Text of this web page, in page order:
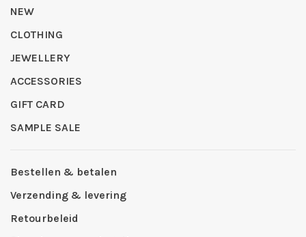
NEW
CLOTHING
JEWELLERY
ACCESSORIES
GIFT CARD
SAMPLE SALE
Bestellen & betalen
Verzending & levering
Retourbeleid